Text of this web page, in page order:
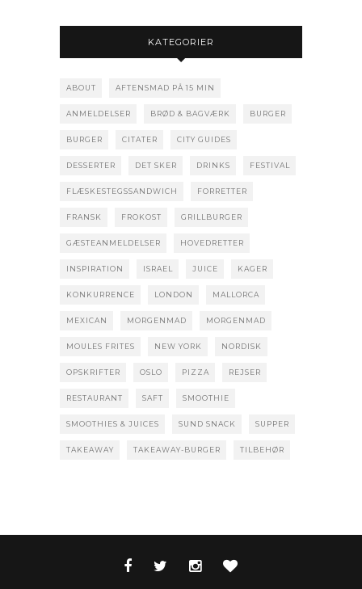
KATEGORIER
ABOUT AFTENSMAD PÅ 15 MIN
ANMELDELSER BRØD & BAGVÆRK BURGER
BURGER CITATER CITY GUIDES
DESSERTER DET SKER DRINKS FESTIVAL
FLÆSKESTEGSSANDWICH FORRETTER
FRANSK FROKOST GRILLBURGER
GÆSTEANMELDELSER HOVEDRETTER
INSPIRATION ISRAEL JUICE KAGER
KONKURRENCE LONDON MALLORCA
MEXICAN MORGENMAD MORGENMAD
MOULES FRITES NEW YORK NORDISK
OPSKRIFTER OSLO PIZZA REJSER
RESTAURANT SAFT SMOOTHIE
SMOOTHIES & JUICES SUND SNACK SUPPER
TAKEAWAY TAKEAWAY-BURGER TILBEHØR